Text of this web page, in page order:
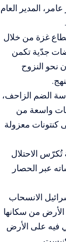
المدير العام
غزة من خلال
جدّية تكمن
نحو النزوح
الضم الزاحف،
واسعة من
كنتونات معزولة
تُكرّس الاحتلال
عبر الحصار
الانسحاب
الأرض من سكانها
فيه على الأرض